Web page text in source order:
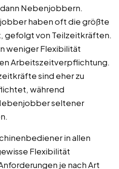
Nebenjobbern.
haben oft die größte
gefolgt von Teilzeitkräften.
weniger Flexibilität
Arbeitszeitverpflichtung.
sind eher zu
während
seltener
in allen
Flexibilität
je nach Art